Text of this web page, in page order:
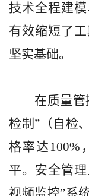
技术全程建
有效缩短了
坚实基础。
在质量
检制”（自检
格率达100%
平。安全管